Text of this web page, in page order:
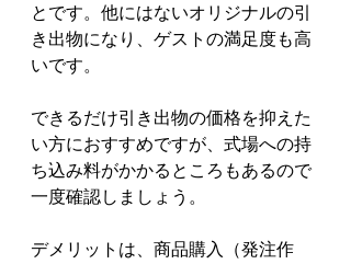
とです。他にはないオリジナルの引
き出物になり、ゲストの満足度も高
いです。
できるだけ引き出物の価格を抑えた
い方におすすめですが、式場への持
ち込み料がかかるところもあるので
一度確認しましょう。
デメリットは、商品購入（発注作